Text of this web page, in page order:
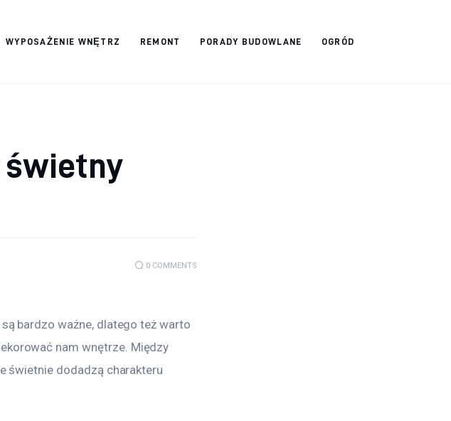
WYPOSAŻENIE WNĘTRZ REMONT PORADY BUDOWLANE OGRÓD
świetny
0 COMMENTS
bardzo ważne, dlatego też warto
nam wnętrze. Między
świetnie dodadzą charakteru